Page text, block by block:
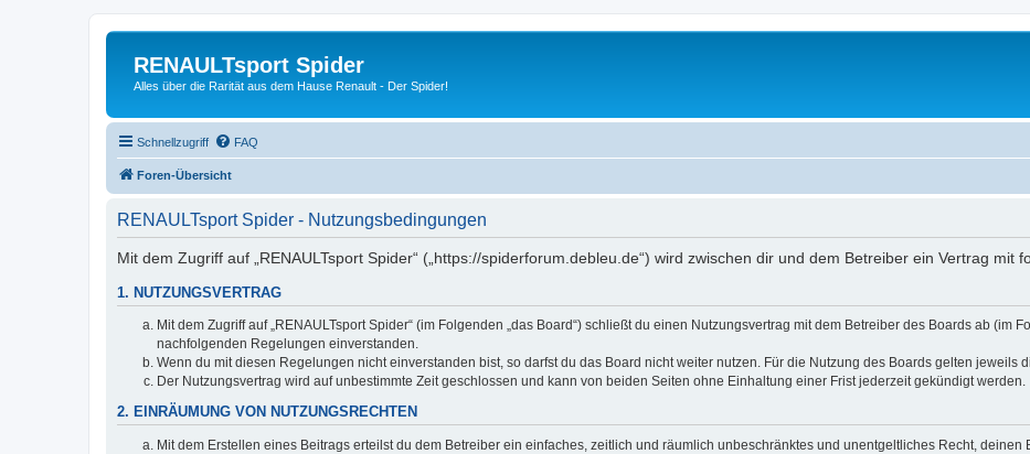
RENAULTsport Spider
Alles über die Rarität aus dem Hause Renault - Der Spider!
Schnellzugriff FAQ
Foren-Übersicht
RENAULTsport Spider - Nutzungsbedingungen
Mit dem Zugriff auf „RENAULTsport Spider“ („https://spiderforum.debleu.de“) wird zwischen dir und dem Betreiber ein Vertrag mit
1. NUTZUNGSVERTRAG
Mit dem Zugriff auf „RENAULTsport Spider“ (im Folgenden „das Board“) schließt du einen Nutzungsvertrag mit dem Betreiber des Boards ab (im
nachfolgenden Regelungen einverstanden.
Wenn du mit diesen Regelungen nicht einverstanden bist, so darfst du das Board nicht weiter nutzen. Für die Nutzung des Boards gelten jeweils
Der Nutzungsvertrag wird auf unbestimmte Zeit geschlossen und kann von beiden Seiten ohne Einhaltung einer Frist jederzeit gekündigt werden.
2. EINRÄUMUNG VON NUTZUNGSRECHTEN
Mit dem Erstellen eines Beitrags erteilst du dem Betreiber ein einfaches, zeitlich und räumlich unbeschränktes und unentgeltliches Recht, deinen